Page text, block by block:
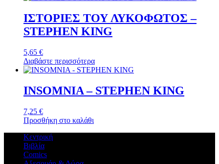
ΙΣΤΟΡΙΕΣ ΤΟΥ ΛΥΚΟΦΩΤΟΣ –
STEPHEN KING
5,65 €
Διαβάστε περισσότερα
INSOMNIA – STEPHEN KING
7,25 €
Προσθήκη στο καλάθι
Κεντρική
Βιβλία
Comics